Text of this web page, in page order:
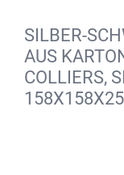
SILBER-
AUS
COLLIERS,